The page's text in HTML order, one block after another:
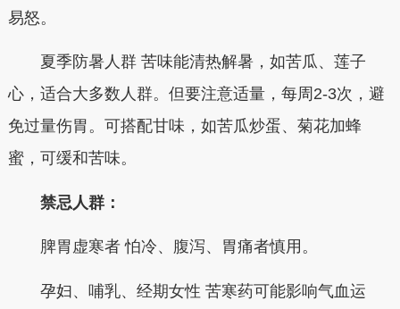
易怒。
夏季防暑人群 苦味能清热解暑，如苦瓜、莲子
心，适合大多数人群。但要注意适量，每周2-3次，避
免过量伤胃。可搭配甘味，如苦瓜炒蛋、菊花加蜂
蜜，可缓和苦味。
禁忌人群：
脾胃虚寒者 怕冷、腹泻、胃痛者慎用。
孕妇、哺乳、经期女性 苦寒药可能影响气血运